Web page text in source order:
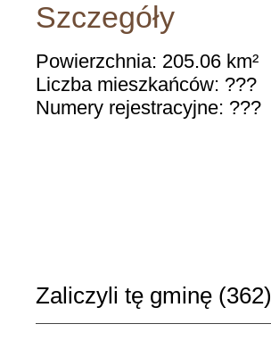
Szczegóły
Powierzchnia: 205.06 km²
Liczba mieszkańców: ???
Numery rejestracyjne: ???
Zaliczyli tę gminę (362)